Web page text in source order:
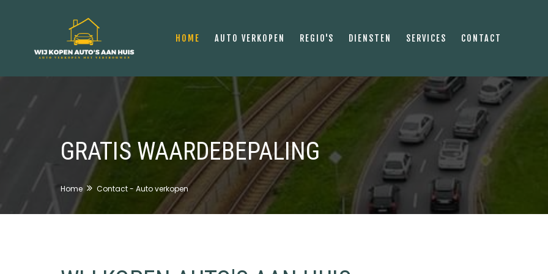
HOME AUTO VERKOPEN REGIO'S DIENSTEN SERVICES CONTACT
GRATIS WAARDEBEPALING
Home Contact - Auto verkopen